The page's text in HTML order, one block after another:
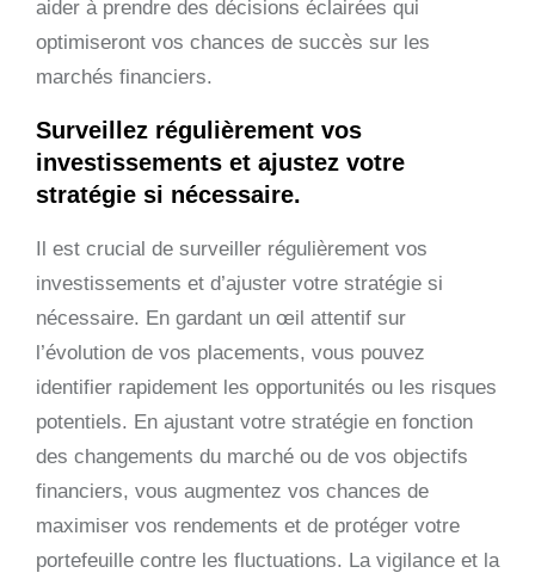
aider à prendre des décisions éclairées qui
optimiseront vos chances de succès sur les
marchés financiers.
Surveillez régulièrement vos
investissements et ajustez votre
stratégie si nécessaire.
Il est crucial de surveiller régulièrement vos
investissements et d’ajuster votre stratégie si
nécessaire. En gardant un œil attentif sur
l’évolution de vos placements, vous pouvez
identifier rapidement les opportunités ou les risques
potentiels. En ajustant votre stratégie en fonction
des changements du marché ou de vos objectifs
financiers, vous augmentez vos chances de
maximiser vos rendements et de protéger votre
portefeuille contre les fluctuations. La vigilance et la